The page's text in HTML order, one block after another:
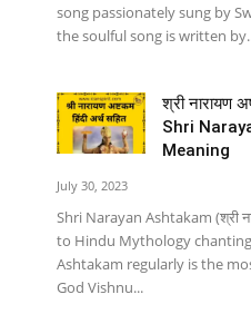
song passionately sung by
the soulful song is written
श्री नारायण
Shri
Meaning
July 30, 2023
Shri Narayan Ashtakam (श्री
to Hindu Mythology
Ashtakam regularly is the
God Vishnu...